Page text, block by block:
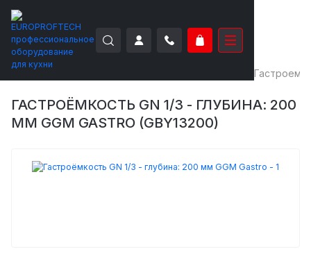
EUROPROFTECH
ГАСТРОЁМКОСТЬ GN 1/3 - ГЛУБИНА: 200
ММ GGM GASTRO (GBY13200)